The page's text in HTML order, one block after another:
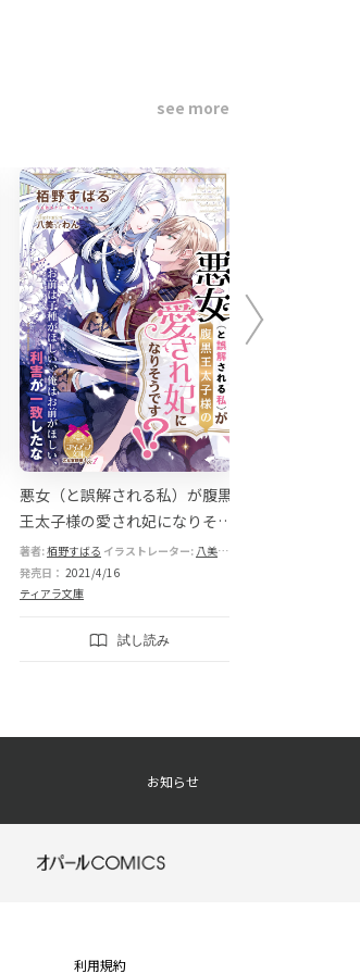
see more
悪女（と誤解される私）が腹黒
王太子様の愛され妃になりそう
です!?
著者:栢野すばる イラストレーター: 八美☆わん
発売日： 2021/4/16
ティアラ文庫
試し読み
お知らせ
利用規約